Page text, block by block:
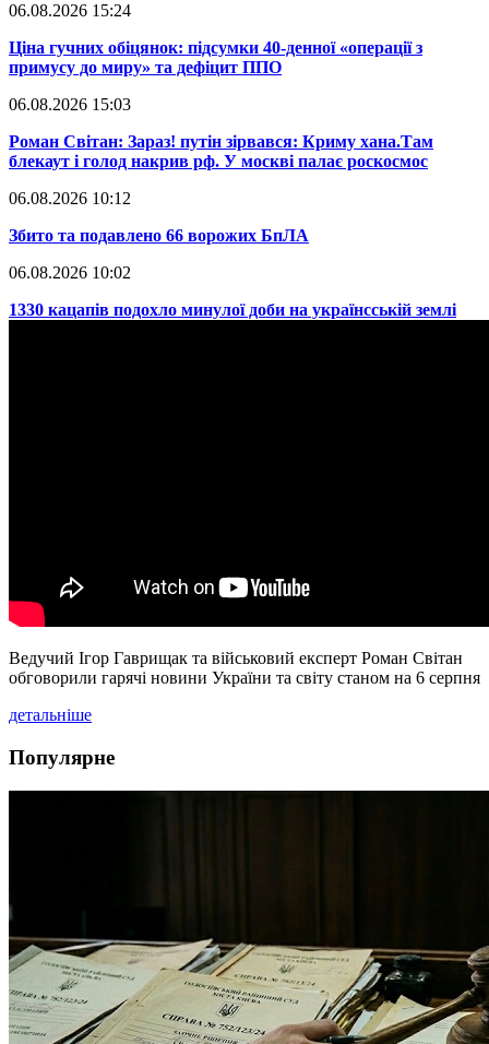
06.08.2026 15:24
​Ціна гучних обіцянок: підсумки 40-денної «операції з
примусу до миру» та дефіцит ППО
06.08.2026 15:03
​Роман Світан: Зараз! путін зірвався: Криму хана.Там
блекаут і голод накрив рф. У москві палає роскосмос
06.08.2026 10:12
​Збито та подавлено 66 ворожих БпЛА
06.08.2026 10:02
​1330 кацапів подохло минулої доби на українсській землі
Ведучий Ігор Гаврищак та військовий експерт Роман Світан
обговорили гарячі новини України та світу станом на 6 серпня
детальніше
Популярне